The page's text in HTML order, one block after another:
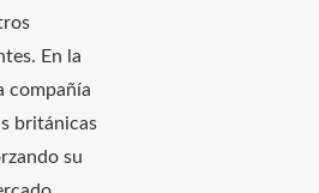
En la
compañía
británicas
su